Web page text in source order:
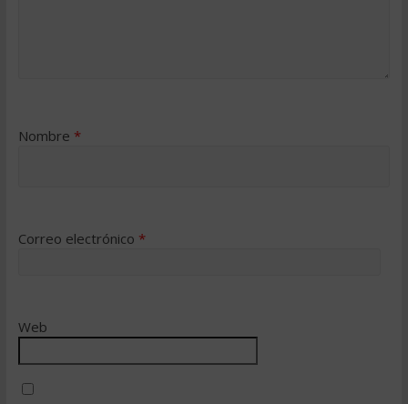
Nombre *
Correo electrónico *
Web